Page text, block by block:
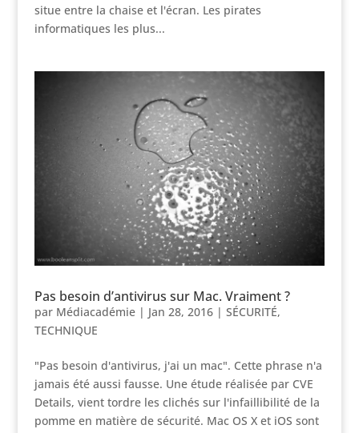
situe entre la chaise et l'écran. Les pirates
informatiques les plus...
Pas besoin d’antivirus sur Mac. Vraiment ?
par Médiacadémie| Jan 28, 2016| SÉCURITÉ,
TECHNIQUE
"Pas besoin d'antivirus, j'ai un mac". Cette phrase n'a
jamais été aussi fausse. Une étude réalisée par CVE
Details, vient tordre les clichés sur l'infaillibilité de la
pomme en matière de sécurité. Mac OS X et iOS sont